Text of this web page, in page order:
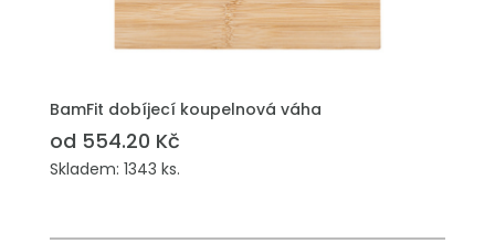
BamFit dobíjecí koupelnová váha
od 554.20 Kč
Skladem: 1343 ks.